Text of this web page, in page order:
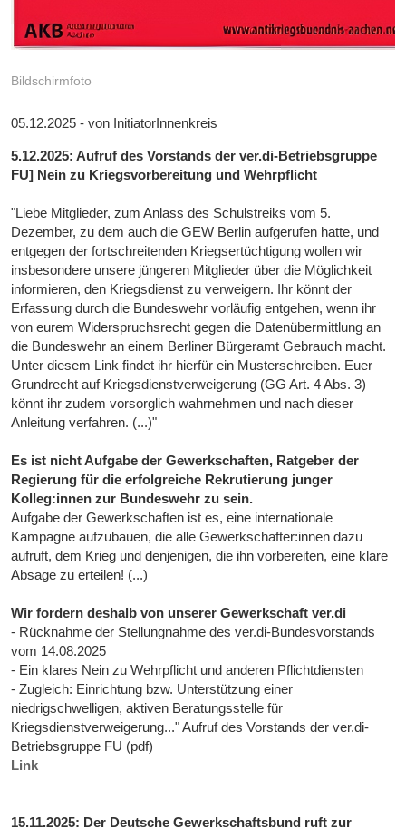
Bildschirmfoto
05.12.2025 - von InitiatorInnenkreis
5.12.2025: Aufruf des Vorstands der ver.di-Betriebsgruppe
FU] Nein zu Kriegsvorbereitung und Wehrpflicht
"Liebe Mitglieder, zum Anlass des Schulstreiks vom 5.
Dezember, zu dem auch die GEW Berlin aufgerufen hatte, und
entgegen der fortschreitenden Kriegsertüchtigung wollen wir
insbesondere unsere jüngeren Mitglieder über die Möglichkeit
informieren, den Kriegsdienst zu verweigern. Ihr könnt der
Erfassung durch die Bundeswehr vorläufig entgehen, wenn ihr
von eurem Widerspruchsrecht gegen die Datenübermittlung an
die Bundeswehr an einem Berliner Bürgeramt Gebrauch macht.
Unter diesem Link findet ihr hierfür ein Musterschreiben. Euer
Grundrecht auf Kriegsdienstverweigerung (GG Art. 4 Abs. 3)
könnt ihr zudem vorsorglich wahrnehmen und nach dieser
Anleitung verfahren. (...)"
Es ist nicht Aufgabe der Gewerkschaften, Ratgeber der
Regierung für die erfolgreiche Rekrutierung junger
Kolleg:innen zur Bundeswehr zu sein.
Aufgabe der Gewerkschaften ist es, eine internationale
Kampagne aufzubauen, die alle Gewerkschafter:innen dazu
aufruft, dem Krieg und denjenigen, die ihn vorbereiten, eine klare
Absage zu erteilen! (...)
Wir fordern deshalb von unserer Gewerkschaft ver.di
- Rücknahme der Stellungnahme des ver.di-Bundesvorstands
vom 14.08.2025
- Ein klares Nein zu Wehrpflicht und anderen Pflichtdiensten
- Zugleich: Einrichtung bzw. Unterstützung einer
niedrigschwelligen, aktiven Beratungsstelle für
Kriegsdienstverweigerung..." Aufruf des Vorstands der ver.di-
Betriebsgruppe FU (pdf)
Link
15.11.2025: Der Deutsche Gewerkschaftsbund ruft zur